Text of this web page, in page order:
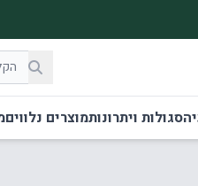
סגולות ויתרונותמוצרים נלווים